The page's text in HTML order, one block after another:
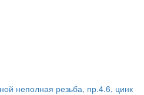
неполная резьба, пр.4.6, цинк